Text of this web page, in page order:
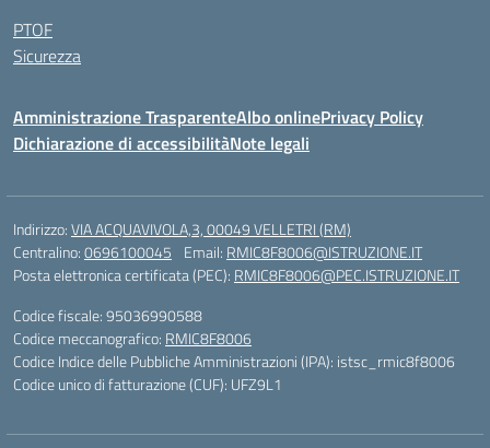
PTOF
Sicurezza
Amministrazione TrasparenteAlbo onlinePrivacy Policy
Dichiarazione di accessibilitàNote legali
Indirizzo:VIA ACQUAVIVOLA,3, 00049 VELLETRI (RM)
Centralino:0696100045 Email: RMIC8F8006@ISTRUZIONE.IT
Posta elettronica certificata (PEC): RMIC8F8006@PEC.ISTRUZIONE.IT
Codice fiscale: 95036990588
Codice meccanografico: RMIC8F8006
Codice Indice delle Pubbliche Amministrazioni (IPA): istsc_rmic8f8006
Codice unico di fatturazione (CUF): UFZ9L1